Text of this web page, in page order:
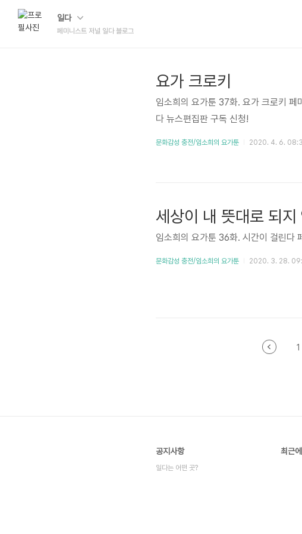
일다
페미니스트 저널 일다 블로그
요가 크로키
임소희의 요가툰 37화. 요가 크로키 페
다 뉴스편집판 구독 신청!
문화감성 충전/임소희의 요가툰 2020. 4. 6.
세상이 내 뜻대로 되지
임소희의 요가툰 36화. 시간이 걸린다
문화감성 충전/임소희의 요가툰 2020. 3. 28.
1
공지사항
일다는 어떤 곳?
최근